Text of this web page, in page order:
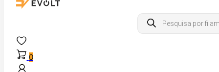
Products
search
0